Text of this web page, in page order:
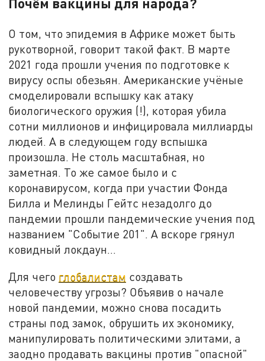
О том, что эпидемия в Африке может быть
рукотворной, говорит такой факт. В марте
2021 года прошли учения по подготовке к
вирусу оспы обезьян. Американские учёные
смоделировали вспышку как атаку
биологического оружия (!), которая убила
сотни миллионов и инфицировала миллиарды
людей. А в следующем году вспышка
произошла. Не столь масштабная, но
заметная. То же самое было и с
коронавирусом, когда при участии Фонда
Билла и Мелинды Гейтс незадолго до
пандемии прошли пандемические учения под
названием "Событие 201". А вскоре грянул
ковидный локдаун…
Для чего глобалистам создавать
человечеству угрозы? Объявив о начале
новой пандемии, можно снова посадить
страны под замок, обрушить их экономику,
манипулировать политическими элитами, а
заодно продавать вакцины против "опасной"